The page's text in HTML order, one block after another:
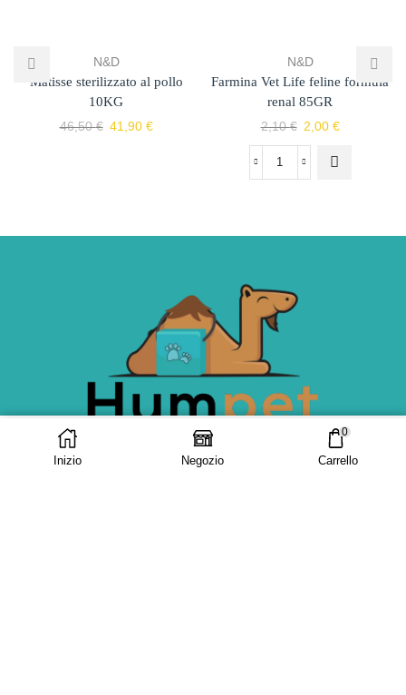
N&D
Matisse sterilizzato al pollo
10KG
46,50€ 41,90 €
N&D
Farmina Vet Life feline formula
renal 85GR
2,10€ 2,00 €
ACQUISTA ORA
Inizio Negozio
0
Carrello